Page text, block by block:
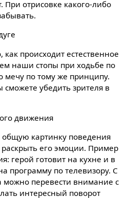
При отрисовке какого-либо
происходит естественное
наши стопы при ходьбе по
мечу по тому же принципу.
убедить зрителя в
движения
картинку поведения
его эмоции. Пример
герой готовит на кухне и в
программу по телевизору. С
перевести внимание с
интересный поворот